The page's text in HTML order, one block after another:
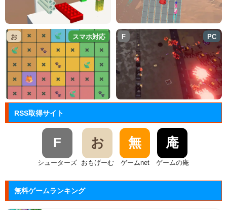
お スマホ対応 F PC
RSS取得サイト
F
シューターズ
お
おもげーむ
無
ゲームnet
庵
ゲームの庵
無料ゲームランキング